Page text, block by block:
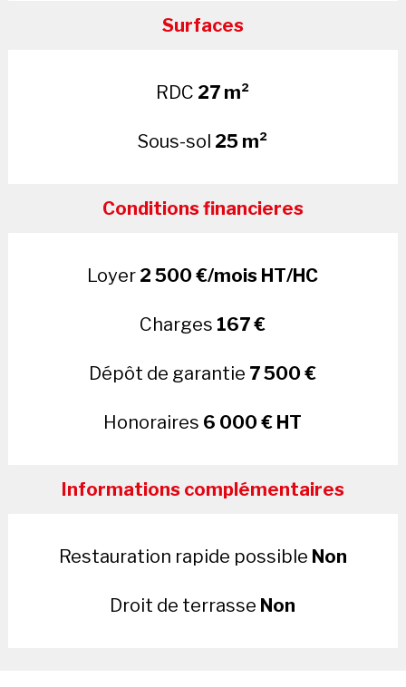
Surfaces
RDC 27 m²
Sous-sol 25 m²
Conditions financieres
Loyer 2 500 €/mois HT/HC
Charges 167 €
Dépôt de garantie 7 500 €
Honoraires 6 000 € HT
Informations complémentaires
Restauration rapide possible Non
Droit de terrasse Non